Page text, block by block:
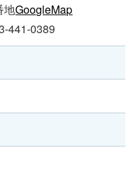
地GoogleMap
441-0389